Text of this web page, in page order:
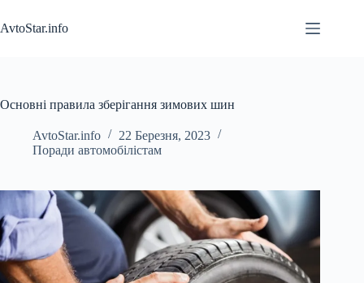
до
вмісту
AvtoStar.info
Основні правила зберігання зимових шин
AvtoStar.info
22 Березня, 2023
Поради автомобілістам